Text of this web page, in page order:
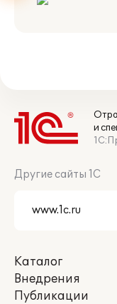
и
Другие сайты 1С
Каталог
Внедрения
Публикации